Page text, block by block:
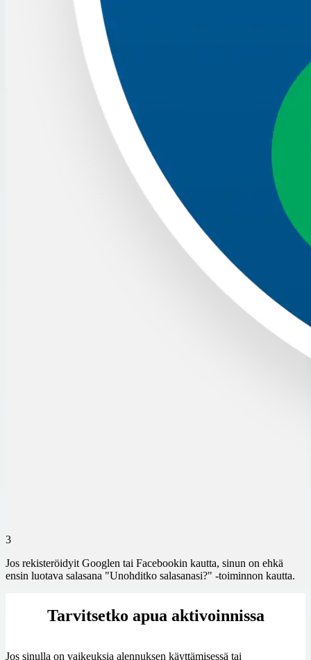
3
Jos rekisteröidyit Googlen tai Facebookin kautta, sinun on ehkä
ensin luotava salasana "Unohditko salasanasi?" -toiminnon kautta.
Tarvitsetko apua aktivoinnissa
Jos sinulla on vaikeuksia alennuksen käyttämisessä tai